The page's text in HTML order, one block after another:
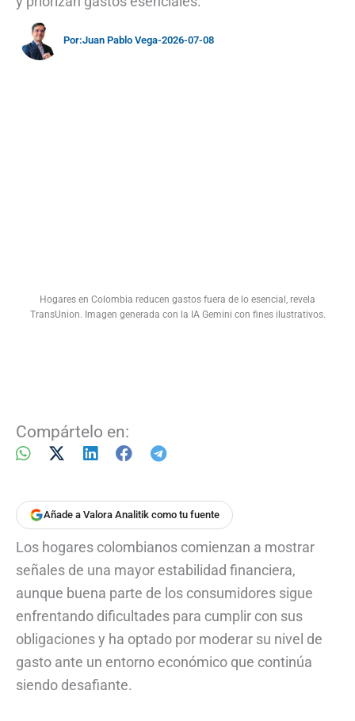
Por:Juan Pablo Vega-2026-07-08
Hogares en Colombia reducen gastos fuera de lo esencial, revela
TransUnion. Imagen generada con la IA Gemini con fines ilustrativos.
Compártelo en:
Añade a Valora Analitik como tu fuente
Los hogares colombianos comienzan a mostrar
señales de una mayor estabilidad financiera,
aunque buena parte de los consumidores sigue
enfrentando dificultades para cumplir con sus
obligaciones y ha optado por moderar su nivel de
gasto ante un entorno económico que continúa
siendo desafiante.